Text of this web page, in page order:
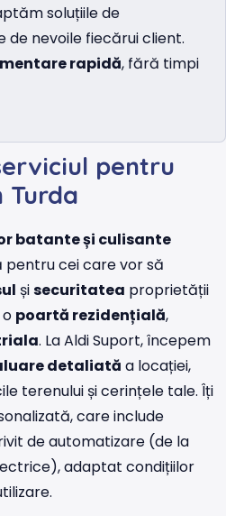
soluțiile de
de nevoile fiecărui client.
rapidă, fără timpi
pentru
Turda
batante și culisante
pentru cei care vor să
șisecuritatea proprietății
poartă rezidențială,
. La Aldi Suport, începem
detaliată a locației,
terenului și cerințele tale. Îți
care include
de automatizare (de la
adaptat condițiilor